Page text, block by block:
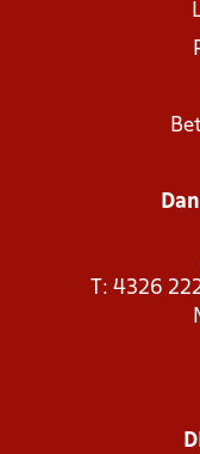
T: 4326